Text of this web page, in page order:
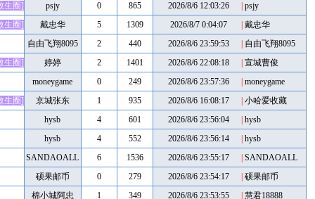
psjy
0 865 2026/8/6 12:03:26 psjy
生圈]
戴忠华
5 1309 2026/8/7 0:04:07 戴忠华
生圈]
自由飞翔8095
2 440 2026/8/6 23:59:53 自由飞翔8095
婷婷
2 1401 2026/8/6 22:08:18 宣城曹俊
生圈]
moneygame
0 249 2026/8/6 23:57:36 moneygame
京城张东
1 935 2026/8/6 16:08:17 小哈爱收藏
生圈]
hysb
4 601 2026/8/6 23:56:04 hysb
hysb
4 552 2026/8/6 23:56:14 hysb
SANDAOALL
6 1536 2026/8/6 23:55:17 SANDAOALL
硕果邮币
0 279 2026/8/6 23:54:17 硕果邮币
棉小城阿忠
1 349 2026/8/6 23:53:55 慧君18888